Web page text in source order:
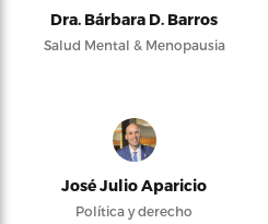
Dra. Bárbara D. Barros
Salud Mental & Menopausia
José Julio Aparicio
Política y derecho